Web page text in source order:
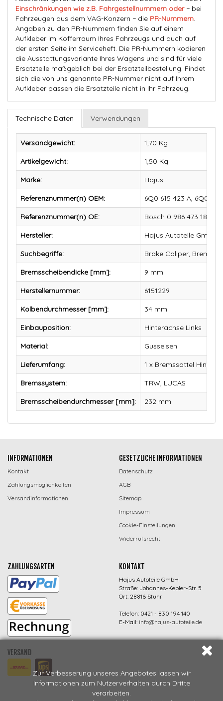
Zur Verbesserung unseres Angebotes lassen wir
Informationen zum Nutzerverhalten durch Dritte
verarbeiten.
Einschränkungen wie z.B. Fahrgestellnummern oder− bei
Fahrzeugen aus dem VAG-Konzern − die PR-Nummern
Angaben zu den PR-Nummern finden Sie auf einem
Aufkleber im Kofferraum Ihres Fahrzeugs und auch auf
der ersten Seite im Serviceheft. Die PR-Nummern kodieren
die Ausstattungsvariante Ihres Wagens und sind für viele
Ersatzteile maßgeblich bei der Ersatzteilbestellung. Findet
sich die von uns genannte PR-Nummer nicht auf Ihrem
Aufkleber passen die Ersatzteile nicht in Ihr Fahrzeug.
Technische Daten Verwendungen
Versandgewicht: 1,70 Kg
Artikelgewicht: 1,50 Kg
Marke: Hajus
Referenznummer(n) OEM: 6Q0 615 423 A,
Referenznummer(n) OE: Bosch 0 986 473 180,
Hersteller: Hajus Autoteile GmbH
Suchbegriffe: Brake Caliper,
Bremsscheibendicke [mm]: 9 mm
Herstellernummer: 6151229
Kolbendurchmesser [mm]: 34 mm
Einbauposition: Hinterachse Links
Material: Gusseisen
Lieferumfang: 1 x Bremssattel Hinten
Bremssystem: TRW, LUCAS
Bremsscheibendurchmesser [mm]: 232 mm
INFORMATIONEN
Kontakt
Zahlungsmöglichkeiten
Versandinformationen
GESETZLICHE INFORMATIONEN
Datenschutz
AGB
Sitemap
Impressum
Cookie-Einstellungen
Widerrufsrecht
ZAHLUNGSARTEN
VERSAND
KONTAKT
Hajus Autoteile GmbH
Straße: Johannes-Kepler-Str. 5
Ort: 28816 Stuhr
Telefon: 0421 - 830 194 140
E-Mail: info@hajus-autoteile.de